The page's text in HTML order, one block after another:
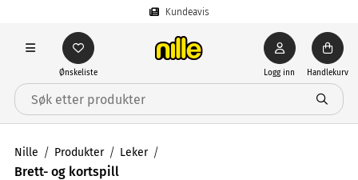
Kundeavis
Ønskeliste Logg inn Handlekurv
Nille Produkter Leker
Brett- og kortspill